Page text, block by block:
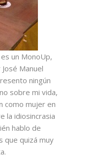
un MonoUp,
Manuel
ningún
sobre mi vida,
como mujer en
la idiosincrasia
hablo de
que quizá muy